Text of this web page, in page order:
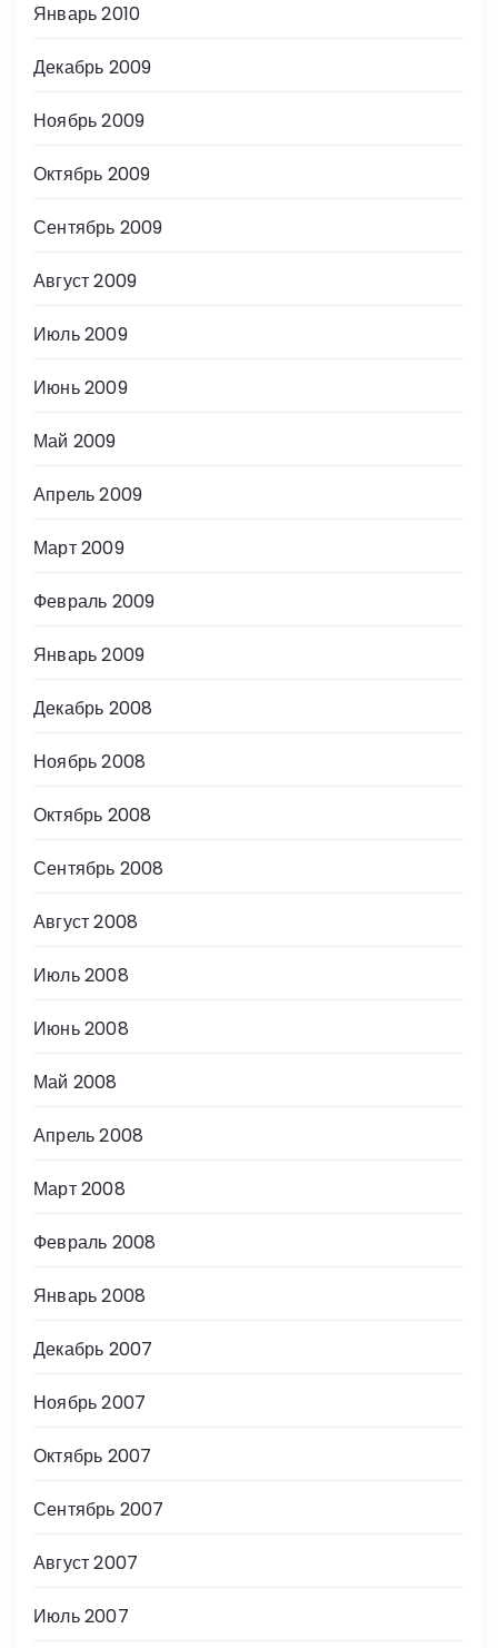
Январь 2010
Декабрь 2009
Ноябрь 2009
Октябрь 2009
Сентябрь 2009
Август 2009
Июль 2009
Июнь 2009
Май 2009
Апрель 2009
Март 2009
Февраль 2009
Январь 2009
Декабрь 2008
Ноябрь 2008
Октябрь 2008
Сентябрь 2008
Август 2008
Июль 2008
Июнь 2008
Май 2008
Апрель 2008
Март 2008
Февраль 2008
Январь 2008
Декабрь 2007
Ноябрь 2007
Октябрь 2007
Сентябрь 2007
Август 2007
Июль 2007